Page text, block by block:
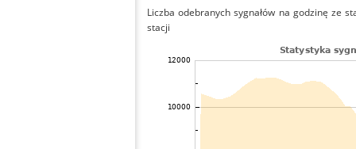
Liczba odebranych sygnałów na godzinę ze
stacji